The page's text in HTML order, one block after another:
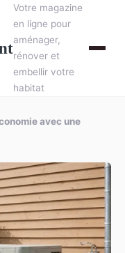
Votre magazine
en ligne pour
aménager,
rénover et
embellir votre
habitat
avec une